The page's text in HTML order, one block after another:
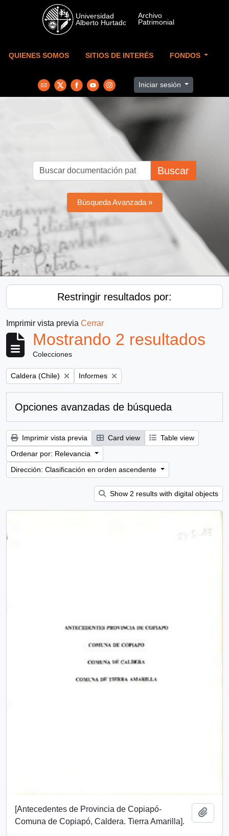
Skip to main content
QUIENES SOMOS SITIOS DE INTERÉS FONDOS
Iniciar sesión
Buscar
Búsqueda Avanzada »
Restringir resultados por:
Imprimir vista previa Cerrar
Mostrando 2 resultados
Colecciones
Remove filter:
Caldera (Chile) Remove filter:
Informes
Opciones avanzadas de búsqueda
Imprimir vista previa Card view
Table view
Ordenar por: Relevancia
Dirección: Clasificación en orden ascendente
Show 2 results with digital objects
[Antecedentes de Provincia de Copiapó-
Comuna de Copiapó, Caldera. Tierra Amarilla].